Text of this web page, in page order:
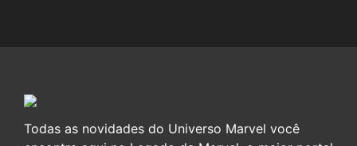
Todas as novidades do Universo Marvel você